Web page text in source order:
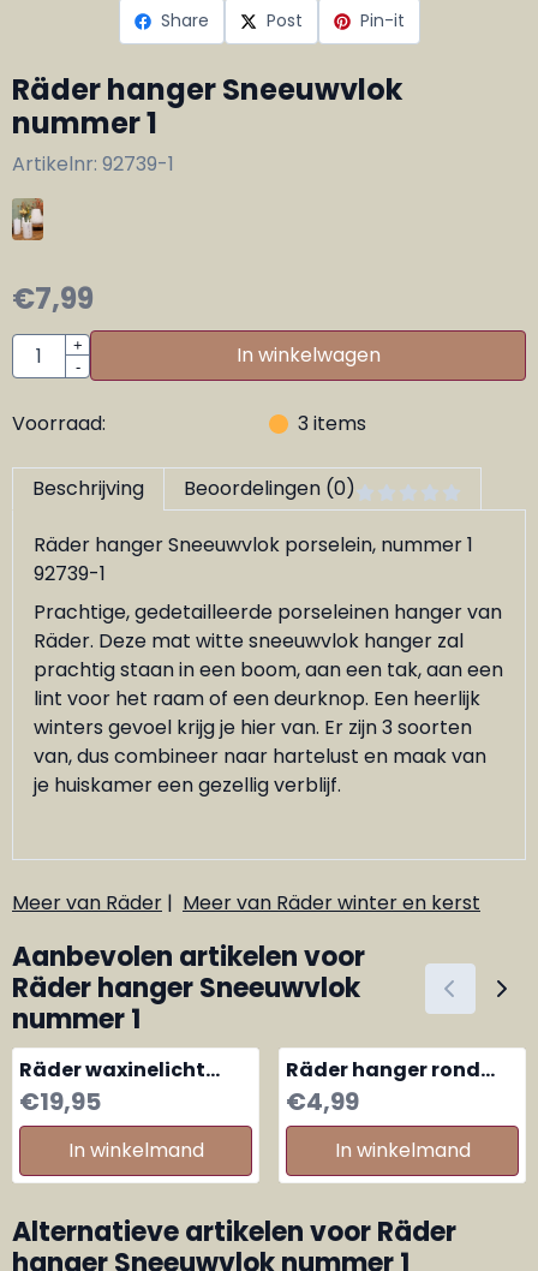
Share Post Pin-it
Räder hanger Sneeuwvlok
nummer 1
Artikelnr: 92739-1
€7,99
Aantal
+
-
In winkelwagen
Voorraad: 3items
Beschrijving Beoordelingen (0)
Räder hanger Sneeuwvlok porselein, nummer 1
92739-1
Prachtige, gedetailleerde porseleinen hanger van
Räder. Deze mat witte sneeuwvlok hanger zal
prachtig staan in een boom, aan een tak, aan een
lint voor het raam of een deurknop. Een heerlijk
winters gevoel krijg je hier van. Er zijn 3 soorten
van, dus combineer naar hartelust en maak van
je huiskamer een gezellig verblijf.
Meer van Räder | Meer van Räder winter en kerst
Aanbevolen artikelen voor
Räder hanger Sneeuwvlok
nummer 1
Räder waxinelicht
Engelen groot
Prijs: 19,95
€19,95
In winkelmand
Räder hanger rond
Sok warm wishes
Prijs: 4,99
€4,99
In winkelmand
Alternatieve artikelen voorRäder
hanger Sneeuwvlok nummer 1